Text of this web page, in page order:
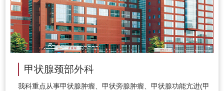
甲状腺颈部外科
我科重点从事甲状腺肿瘤、甲状旁腺肿瘤、甲状腺功能亢进(甲